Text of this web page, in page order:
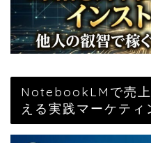
NotebookLMで売
える実践マーケティ